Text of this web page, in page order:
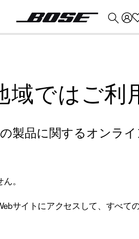
域ではご利
製品に関するオンラ
。
サイトにアクセスして、すべて